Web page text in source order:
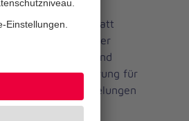
und
Unterstützung statt
Dazu gehören unter
in Fahrzeuge und
Absicherung für
Freistellungsregelungen